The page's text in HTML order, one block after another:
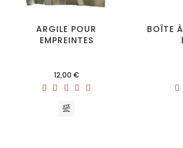
ARGILE POUR
EMPREINTES
Prix
12,00 €
BOÎTE